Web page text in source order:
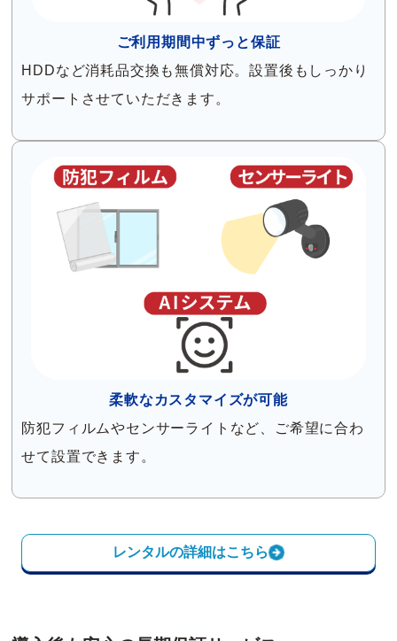
ご利用期間中ずっと保証
HDDなど消耗品交換も無償対応。設置後もしっかり
サポートさせていただきます。
柔軟なカスタマイズが可能
防犯フィルムやセンサーライトなど、ご希望に合わ
せて設置できます。
レンタルの詳細はこちら